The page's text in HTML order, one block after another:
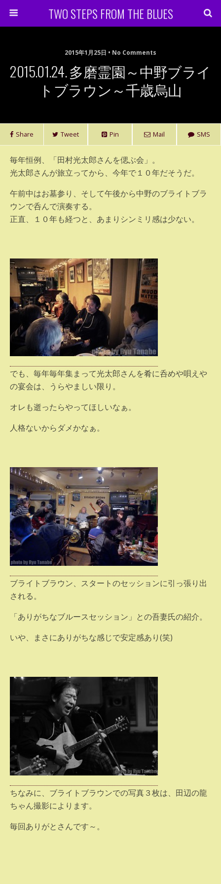
TWO STEPS FROM THE BLUES
2015年1月25日 • No Comments
2015.01.24. 多磨霊園～中野ブライ
トブラウン～千歳烏山
Share Tweet Pin Mail SMS
毎年恒例、「田村光太郎さんを偲ぶ会」。
光太郎さんが旅立ってから、今年で１０年だそうだ。
午前中はお墓参り、そして午後から中野のブライトブラ
ウンで呑んで演奏する。
正直、１０年も経つと、あまりシンミリ感は少ない。
でも、毎年毎年集まって光太郎さんを肴に呑めや唄えや
の宴会は、うらやましい限り。
オレも逝ったらやってほしいなぁ。
人格ないからダメかなぁ。
ブライトブラウン、スタートのセッションに引っ張り出
される。
「ありがちなブルースセッション」との吾妻氏の紹介。
いや、まさにありがちな感じで安定感あり(笑)
ちなみに、ブライトブラウンでの写真３枚は、田辺の龍
ちゃん撮影によります。
毎回ありがとさんです～。